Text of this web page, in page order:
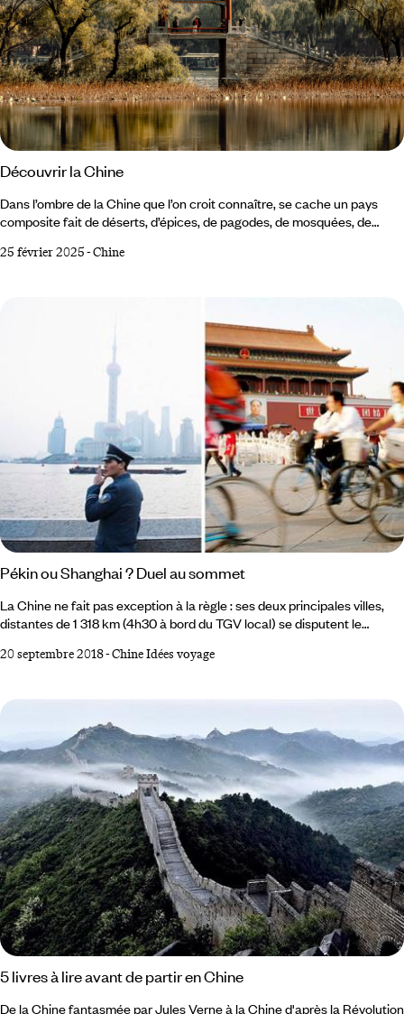
Découvrir la Chine
Dans l’ombre de la Chine que l’on croit connaître, se cache un pays
composite fait de déserts, d’épices, de pagodes, de mosquées, de
contestataire. Une Chine de rizières où l’on gagne petit, une Chine de
25 février 2025-Chine
Pékin ou Shanghai ? Duel au sommet
La Chine ne fait pas exception à la règle : ses deux principales villes,
distantes de 1 318 km (4h30 à bord du TGV local) se disputent le
Paris, Saint-Pétersbourg et Moscou, New York et Washington (ou San
versus la puissance économique, les arts et la finance, esprit de
sérieux d’un côté, joyeux drilles de l’autre… Irréconciliables, même au
temps de l’empereur, des comptoirs ou de la Révolution culturelle.
20 septembre 2018-Chine Idées voyage
5 livres à lire avant de partir en Chine
De la Chine fantasmée par Jules Verne à la Chine d'après la Révolution